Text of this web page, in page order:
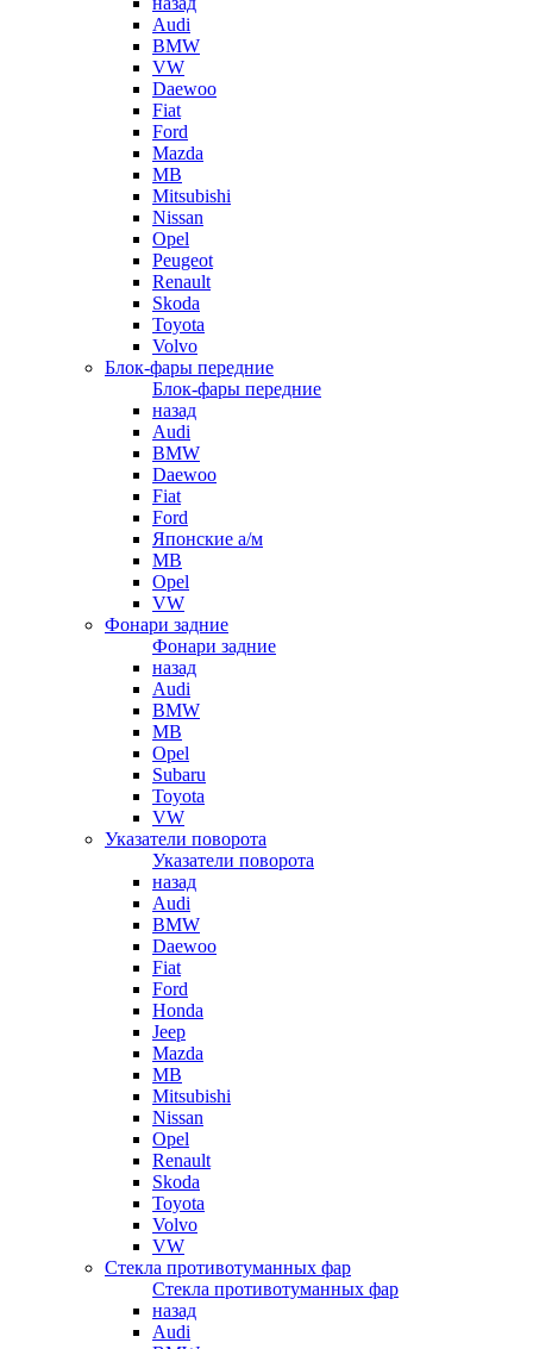
Audi
BMW
VW
Daewoo
Fiat
Ford
Mazda
MB
Mitsubishi
Nissan
Opel
Peugeot
Renault
Skoda
Toyota
Volvo
Блок-фары передние
Блок-фары передние
назад
Audi
BMW
Daewoo
Fiat
Ford
Японские а/м
MB
Opel
VW
Фонари задние
Фонари задние
назад
Audi
BMW
MB
Opel
Subaru
Toyota
VW
Указатели поворота
Указатели поворота
назад
Audi
BMW
Daewoo
Fiat
Ford
Honda
Jeep
Mazda
MB
Mitsubishi
Nissan
Opel
Renault
Skoda
Toyota
Volvo
VW
Стекла противотуманных фар
Стекла противотуманных фар
назад
Audi